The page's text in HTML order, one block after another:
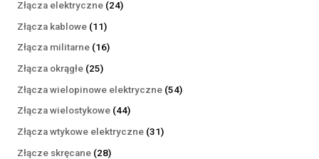
Złącza elektryczne 2424
Złącza kablowe 1111
produktów
Złącza militarne 1616
Złącza okrągłe 2525
produktów
Złącza wielopinowe elektryczne 5454
Złącza wielostykowe 4444
produkty
Złącza wtykowe elektryczne 3131
Złącze skręcane 2828